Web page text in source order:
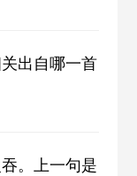
出自哪一首
。上一句是